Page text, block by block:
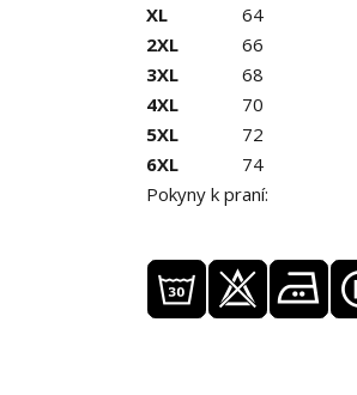
XL
64
2XL
66
3XL
68
4XL
70
5XL
72
6XL
74
Pokyny k praní: